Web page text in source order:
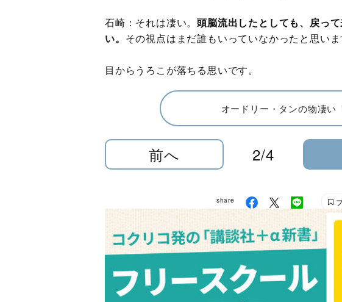
石崎：それは凄い。頭脳流出したとしても、戻っ
い。 その視点はまだ誰もいっていなかったと思いま
目からうろこが落ちる思いです。
オードリー・タンの物凄い
前へ 2/4
share